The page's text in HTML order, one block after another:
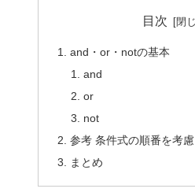
目次
and・or・notの基本
and
or
not
参考 条件式の順番を考
まとめ